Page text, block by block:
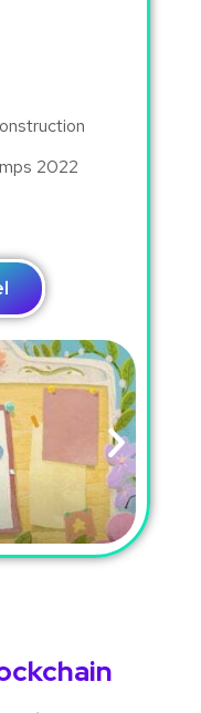
2022